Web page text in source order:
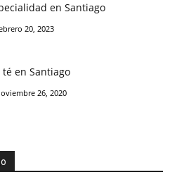
en Santiago
20, 2023
té en Santiago
26, 2020